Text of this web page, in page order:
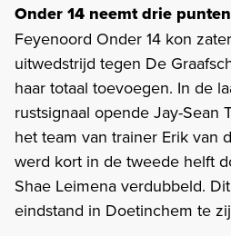
Onder 14 neemt drie
Feyenoord Onder 14 kon
uitwedstrijd tegen De
haar totaal toevoegen. In de
rustsignaal opende Jay-Sean
het team van trainer Erik van
werd kort in de tweede helft
Shae Leimena verdubbeld.
eindstand in Doetinchem te